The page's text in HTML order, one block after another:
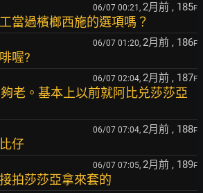
06/07 00:21, 2月前 , 185F
當過檳榔西施的選項嗎？
06/07 01:20, 2月前 , 186F
喔?
06/07 02:04, 2月前 , 187F
老。基本上以前就阿比兑莎莎亞
06/07 07:04, 2月前 , 188F
仔
06/07 07:05, 2月前 , 189F
拍莎莎亞拿來套的